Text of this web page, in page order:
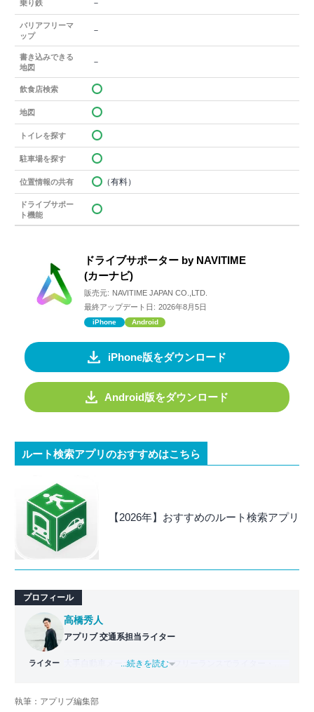
乗り鉄 －
バリアフリーマ
ップ
－
書き込みできる
地図
－
飲食店検索
地図
トイレを探す
駐車場を探す
位置情報の共有 （有料）
ドライブサポー
ト機能
ドライブサポーター by NAVITIME
(カーナビ)
販売元: NAVITIME JAPAN CO.,LTD.
最終アップデート日: 2026年8月5日
iPhone Android
iPhone版をダウンロード
Android版をダウンロード
ルート検索アプリのおすすめはこちら
【2026年】おすすめのルート検索アプリ
プロフィール
ライター
高橋秀人
アプリブ 交通系担当ライター
大手自動車メーカーを経て、フリーランスでライター・編
旅をスタート。走行距離42,000km・活動期間500日以上か
...続きを読む
執筆：アプリブ編集部